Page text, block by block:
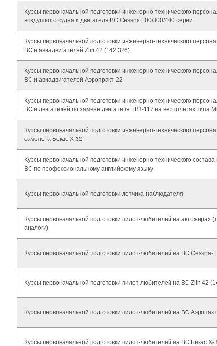
Курсы первоначальной подготовки инженерно-технического
воздушного судна и двигателя ВС Cessna 100/300/400 серии
Курсы первоначальной подготовки инженерно-технического
ВС и авиадвигателей Zlin 42 (142,326)
Курсы первоначальной подготовки инженерно-технического
ВС и авиадвигателей Аэропракт-22
Курсы первоначальной подготовки инженерно-технического
ВС и двигателей по замене двигателя ТВ3-117 на вертолетах типа
Курсы первоначальной подготовки инженерно-технического
самолета Бекас Х-32
Курсы первоначальной подготовки инженерно-технического
ВС по профессиональному английскому языку
Курсы первоначальной подготовки летчика-наблюдателя
Курсы первоначальной подготовки пилот-любителей на автожирах
аналоги)
Курсы первоначальной подготовки пилот-любителей на ВС Cessna-
Курсы первоначальной подготовки пилот-любителей на ВС Zlin 42
Курсы первоначальной подготовки пилот-любителей на ВС
Курсы первоначальной подготовки пилот-любителей на ВС Бекас Х-